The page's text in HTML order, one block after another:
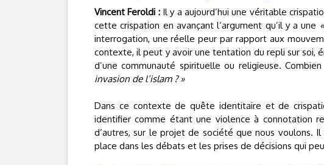
Vincent Feroldi :Il y a aujourd’hui une véritable
cette crispation en avançant l’argument qu’il y a une
interrogation, une réelle peur par rapport aux
contexte, il peut y avoir une tentation du repli sur soi,
d’une communauté spirituelle ou religieuse.
invasion de l’islam ? »
Dans ce contexte de quête identitaire et de
identifier comme étant une violence à connotation
d’autres, sur le projet de société que nous voulons.
place dans les débats et les prises de décisions qui